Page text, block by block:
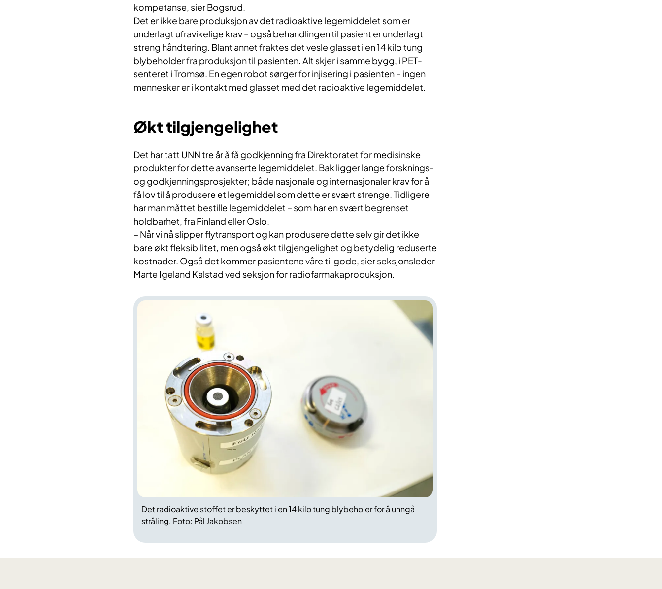
kompetanse, sier Bogsrud.
Det er ikke bare produksjon av det radioaktive legemiddelet som er
underlagt ufravikelige krav – også behandlingen til pasient er underlagt
streng håndtering. Blant annet fraktes det vesle glasset i en 14 kilo tung
blybeholder fra produksjon til pasienten. Alt skjer i samme bygg, i PET-
senteret i Tromsø. En egen robot sørger for injisering i pasienten – ingen
mennesker er i kontakt med glasset med det radioaktive legemiddelet.
Økt tilgjengelighet
Det har tatt UNN tre år å få godkjenning fra Direktoratet for medisinske
produkter for dette avanserte legemiddelet. Bak ligger lange forsknings-
og godkjenningsprosjekter; både nasjonale og internasjonaler krav for å
få lov til å produsere et legemiddel som dette er svært strenge. Tidligere
har man måttet bestille legemiddelet – som har en svært begrenset
holdbarhet, fra Finland eller Oslo.
– Når vi nå slipper flytransport og kan produsere dette selv gir det ikke
bare økt fleksibilitet, men også økt tilgjengelighet og betydelig reduserte
kostnader. Også det kommer pasientene våre til gode, sier seksjonsleder
Marte Igeland Kalstad ved seksjon for radiofarmakaproduksjon.
Det radioaktive stoffet er beskyttet i en 14 kilo tung blybeholer for å unngå
stråling. Foto: Pål Jakobsen